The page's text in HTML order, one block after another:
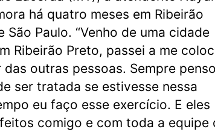
há quatro meses em Ribeirão
Paulo. “Venho de uma cidade
Ribeirão Preto, passei a me
das outras pessoas. Sempre penso
ser tratada se estivesse nessa
eu faço esse exercício. E eles
comigo e com toda a equipe